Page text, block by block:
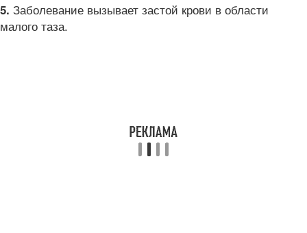
5. Заболевание вызывает застой крови в области
малого таза.